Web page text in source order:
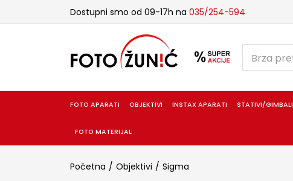
Dostupni smo od 09-17h na 035/254-594
FOTO APARATI OBJEKTIVI INSTAX APARATI STATIVI/GIMBALI
FOTO MATERIJAL
Početna Objektivi Sigma